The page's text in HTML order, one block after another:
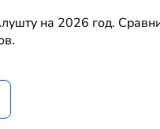
на 2026 год.